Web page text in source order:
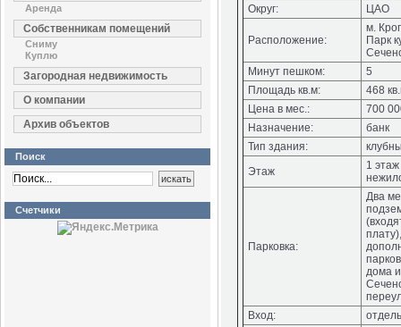
Аренда
Собственникам помещений
Сниму
Куплю
Загородная недвижимость
О компании
Архив объектов
Поиск
Счетчики
Округ:
ЦАО
Расположение:
м.
Парк
Минут пешком:
5
Площадь кв.м:
468
Цена в мес.:
700
Назначение:
банк
Тип здания:
Этаж
1
Парковка:
Два
дома
Вход: